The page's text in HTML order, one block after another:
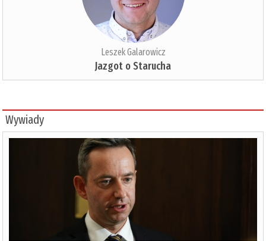
Leszek Galarowicz
Jazgot o Starucha
Wywiady